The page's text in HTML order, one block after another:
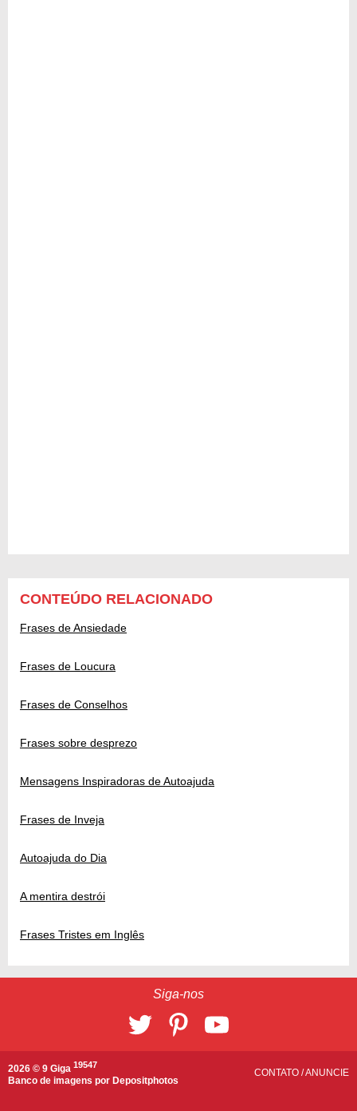
CONTEÚDO RELACIONADO
Frases de Ansiedade
Frases de Loucura
Frases de Conselhos
Frases sobre desprezo
Mensagens Inspiradoras de Autoajuda
Frases de Inveja
Autoajuda do Dia
A mentira destrói
Frases Tristes em Inglês
Siga-nos
2026 © 9 Giga 19547
Banco de imagens por Depositphotos
CONTATO /ANUNCIE